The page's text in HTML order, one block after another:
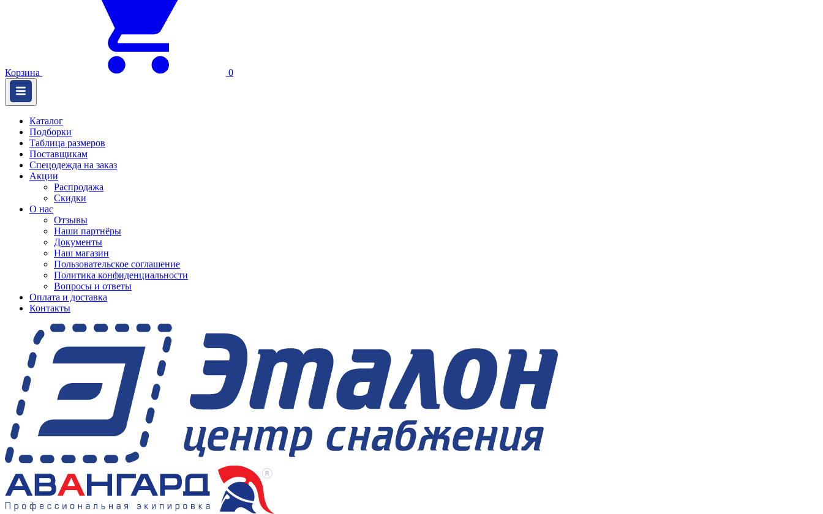
Корзина 0
Каталог
Подборки
Таблица размеров
Поставщикам
Спецодежда на заказ
Акции
Распродажа
Скидки
О нас
Отзывы
Наши партнёры
Документы
Наш магазин
Пользовательское соглашение
Политика конфиденциальности
Вопросы и ответы
Оплата и доставка
Контакты